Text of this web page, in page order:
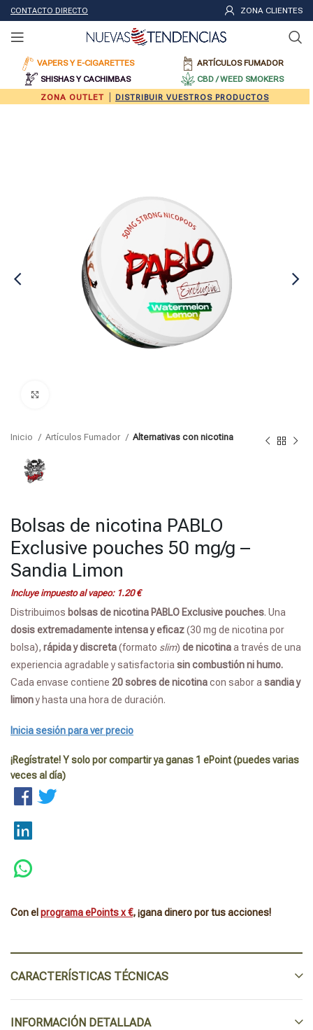
CONTACTO DIRECTO ZONA CLIENTES
VAPERS Y E-CIGARETTES
ARTÍCULOS FUMADOR
SHISHAS Y CACHIMBAS
CBD / WEED SMOKERS
ZONA OUTLET
DISTRIBUIR VUESTROS PRODUCTOS
Inicio Artículos Fumador Alternativas con nicotina
Bolsas de nicotina PABLO
Exclusive pouches 50 mg/g –
Sandia Limon
Incluye impuesto al vapeo: 1.20€
Distribuimos bolsas de nicotina PABLO Exclusive pouches. Una
dosis extremadamente intensa y eficaz(30 mg de nicotina por
bolsa), rápiday discreta(formato slim) de nicotinaa través de una
experiencia agradable y satisfactoria sin combustión ni humo.
Cada envase contiene 20 sobres de nicotinacon sabor a sandia y
limony hasta una hora de duración.
Inicia sesión para ver precio
¡Regístrate! Y solo por compartir ya ganas 1 ePoint (puedes varias
veces al día)
Con elprograma ePoints x €, ¡gana dinero por tus acciones!
CARACTERÍSTICAS TÉCNICAS
INFORMACIÓN DETALLADA